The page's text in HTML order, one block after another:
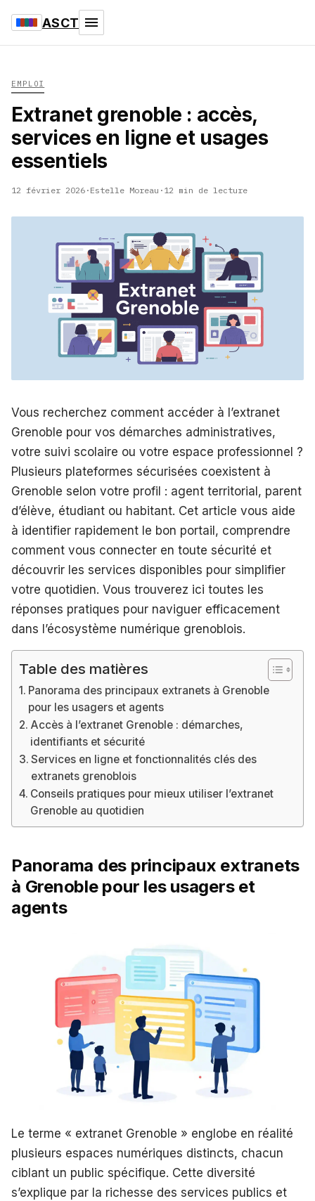
ASCT
EMPLOI
Extranet grenoble : accès,
services en ligne et usages
essentiels
12 février 2026 · Estelle Moreau · 12 min de lecture
Vous recherchez comment accéder à l’extranet
Grenoble pour vos démarches administratives,
votre suivi scolaire ou votre espace professionnel ?
Plusieurs plateformes sécurisées coexistent à
Grenoble selon votre profil : agent territorial, parent
d’élève, étudiant ou habitant. Cet article vous aide
à identifier rapidement le bon portail, comprendre
comment vous connecter en toute sécurité et
découvrir les services disponibles pour simplifier
votre quotidien. Vous trouverez ici toutes les
réponses pratiques pour naviguer efficacement
dans l’écosystème numérique grenoblois.
Table des matières
Panorama des principaux extranets à Grenoble
pour les usagers et agents
Accès à l’extranet Grenoble : démarches,
identifiants et sécurité
Services en ligne et fonctionnalités clés des
extranets grenoblois
Conseils pratiques pour mieux utiliser l’extranet
Grenoble au quotidien
Panorama des principaux extranets
à Grenoble pour les usagers et
agents
Le terme « extranet Grenoble » englobe en réalité
plusieurs espaces numériques distincts, chacun
ciblant un public spécifique. Cette diversité
s’explique par la richesse des services publics et